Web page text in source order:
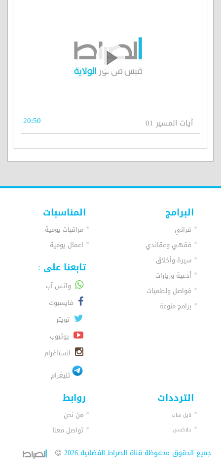
آيات المسير 01 20:50
البرامج
قراني
فقهي وعقائدي
سيرة وأخلاق
أدعية وزيارات
فواصل ولطميات
برامج منوعة
المناسبات
مراقبات يومية
اعمال يومية
تابعنا على :
واتس آب
فايسبوك
تويتر
يوتيوب
انستاغرام
تليغرام
الترددات
نايل سات
جلاكسي
روابط
من نحن
تواصل معنا
جميع الحقوق محفوظة قناة الصراط الفضائية 2026